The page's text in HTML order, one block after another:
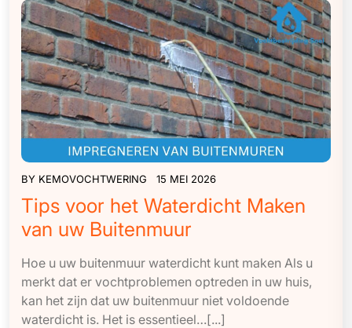
BY KEMOVOCHTWERING 15 MEI 2026
Tips voor het Waterdicht Maken
van uw Buitenmuur
Hoe u uw buitenmuur waterdicht kunt maken Als u
merkt dat er vochtproblemen optreden in uw huis,
kan het zijn dat uw buitenmuur niet voldoende
waterdicht is. Het is essentieel…[...]